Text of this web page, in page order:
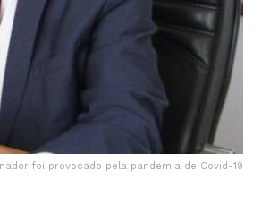
foi provocado pela pandemia de Covid-19